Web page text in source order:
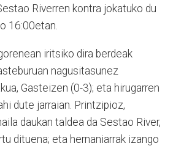
Riverren kontra jokatuko du
16:00etan.
iritsiko dira berdeak
nagusitasunez
Gasteizen (0-3); eta hirugarren
dute jarraian. Printzipioz,
daukan taldea da Sestao River,
dituena; eta hernaniarrak izango